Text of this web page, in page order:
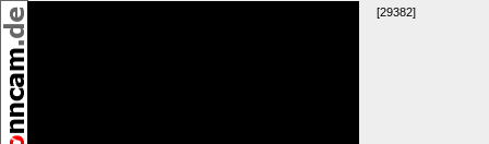
[29382]